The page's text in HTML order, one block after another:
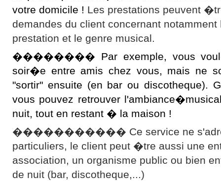
votre domicile ! Les prestations peuvent
demandes du client concernant
prestation et le genre musical.
�������� Par exemple, vous
soir�e entre amis chez vous, mais ne
"sortir" ensuite (en bar ou discotheque).
vous pouvez retrouver
nuit, tout en restant � la maison !
����������� Ce service ne
particuliers, le client peut �tre aussi une
association, un organisme public ou bien
de nuit (bar, discotheque,...)